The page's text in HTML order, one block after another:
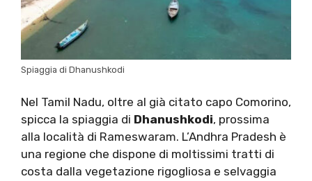
Spiaggia di Dhanushkodi
Nel Tamil Nadu, oltre al già citato capo Comorino,
spicca la spiaggia di Dhanushkodi, prossima
alla località di Rameswaram. L’Andhra Pradesh è
una regione che dispone di moltissimi tratti di
costa dalla vegetazione rigogliosa e selvaggia